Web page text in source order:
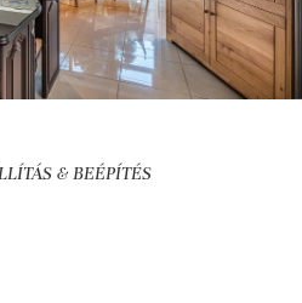
& BEÉPÍTÉS